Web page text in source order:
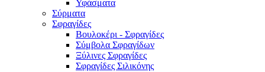
Υφάσματα
Σύρματα
Σφραγίδες
Βουλοκέρι - Σφραγίδες
Σύμβολα Σφραγίδων
Ξύλινες Σφραγίδες
Σφραγίδες Σιλικόνης